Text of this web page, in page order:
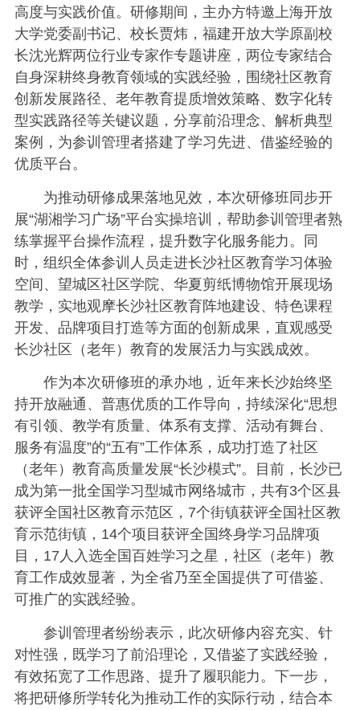
高度与实践价值。研修期间，主办方特邀上海开放
大学党委副书记、校长贾炜，福建开放大学原副校
长沈光辉两位行业专家作专题讲座，两位专家结合
自身深耕终身教育领域的实践经验，围绕社区教育
创新发展路径、老年教育提质增效策略、数字化转
型实践路径等关键议题，分享前沿理念、解析典型
案例，为参训管理者搭建了学习先进、借鉴经验的
优质平台。
为推动研修成果落地见效，本次研修班同步开
展“湖湘学习广场”平台实操培训，帮助参训管理者熟
练掌握平台操作流程，提升数字化服务能力。同
时，组织全体参训人员走进长沙社区教育学习体验
空间、望城区社区学院、华夏剪纸博物馆开展现场
教学，实地观摩长沙社区教育阵地建设、特色课程
开发、品牌项目打造等方面的创新成果，直观感受
长沙社区（老年）教育的发展活力与实践成效。
作为本次研修班的承办地，近年来长沙始终坚
持开放融通、普惠优质的工作导向，持续深化“思想
有引领、教学有质量、体系有支撑、活动有舞台、
服务有温度”的“五有”工作体系，成功打造了社区
（老年）教育高质量发展“长沙模式”。目前，长沙已
成为第一批全国学习型城市网络城市，共有3个区县
获评全国社区教育示范区，7个街镇获评全国社区教
育示范街镇，14个项目获评全国终身学习品牌项
目，17人入选全国百姓学习之星，社区（老年）教
育工作成效显著，为全省乃至全国提供了可借鉴、
可推广的实践经验。
参训管理者纷纷表示，此次研修内容充实、针
对性强，既学习了前沿理论，又借鉴了实践经验，
有效拓宽了工作思路、提升了履职能力。下一步，
将把研修所学转化为推动工作的实际行动，结合本